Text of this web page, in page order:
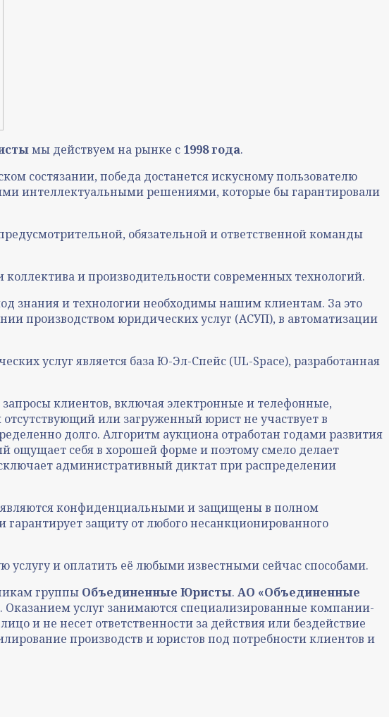
мы действуем на рынке с 1998 года.
состязании, победа достанется искусному пользователю
интеллектуальными решениями, которые бы гарантировали
обязательной и ответственной команды
и производительности современных технологий.
знания и технологии необходимы нашим клиентам. За это
производством юридических услуг (АСУП), в автоматизации
услуг является база Ю-Эл-Спейс (UL-Space), разработанная
клиентов, включая электронные и телефонные,
или загруженный юрист не участвует в
долго. Алгоритм аукциона отработан годами развития
ощущает себя в хорошей форме и поэтому смело делает
административный диктат при распределении
являются конфиденциальными и защищены в полном
защиту от любого несанкционированного
и оплатить её любыми известными сейчас способами.
группы Объединенные Юристы. АО «Объединенные
услуг занимаются специализированные компании-
и не несет ответственности за действия или бездействие
производств и юристов под потребности клиентов и